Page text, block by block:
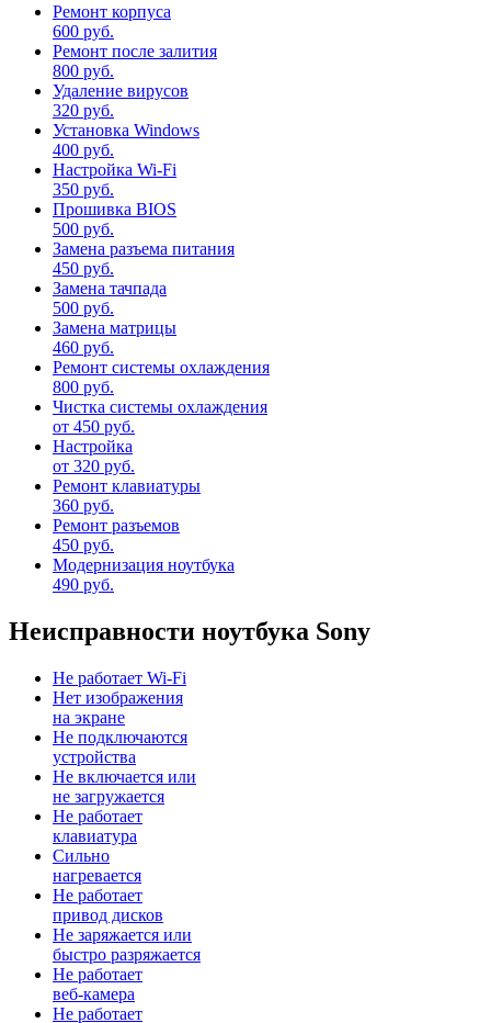
Ремонт корпуса
600 руб.
Ремонт после залития
800 руб.
Удаление вирусов
320 руб.
Установка Windows
400 руб.
Настройка Wi-Fi
350 руб.
Прошивка BIOS
500 руб.
Замена разъема питания
450 руб.
Замена тачпада
500 руб.
Замена матрицы
460 руб.
Ремонт системы охлаждения
800 руб.
Чистка системы охлаждения
от 450 руб.
Настройка
от 320 руб.
Ремонт клавиатуры
360 руб.
Ремонт разъемов
450 руб.
Модернизация ноутбука
490 руб.
Неисправности ноутбука Sony
Не работает Wi-Fi
Нет изображения
на экране
Не подключаются
устройства
Не включается или
не загружается
Не работает
клавиатура
Сильно
нагревается
Не работает
привод дисков
Не заряжается или
быстро разряжается
Не работает
веб-камера
Не работает